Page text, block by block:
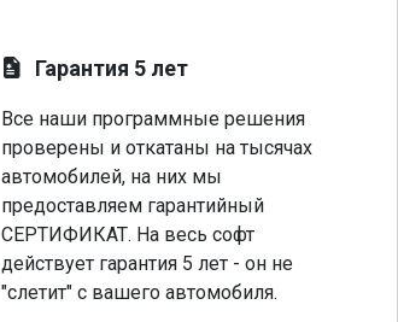
Гарантия 5 лет
Все наши программные решения
проверены и откатаны на тысячах
автомобилей, на них мы
предоставляем гарантийный
СЕРТИФИКАТ. На весь софт
действует гарантия 5 лет - он не
"слетит" с вашего автомобиля.